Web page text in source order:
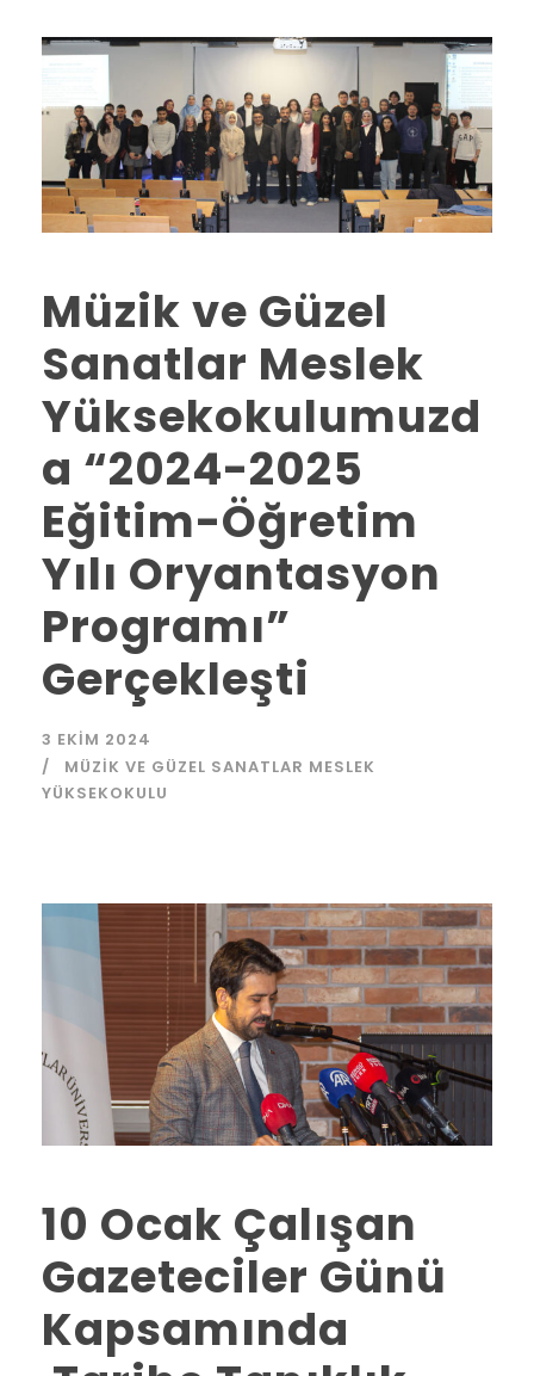
Müzik ve Güzel
Sanatlar Meslek
Yüksekokulumuzd
a “2024-2025
Eğitim-Öğretim
Yılı Oryantasyon
Programı”
Gerçekleşti
3 EKIM 2024
MÜZIK VE GÜZEL SANATLAR MESLEK
YÜKSEKOKULU
10 Ocak Çalışan
Gazeteciler Günü
Kapsamında